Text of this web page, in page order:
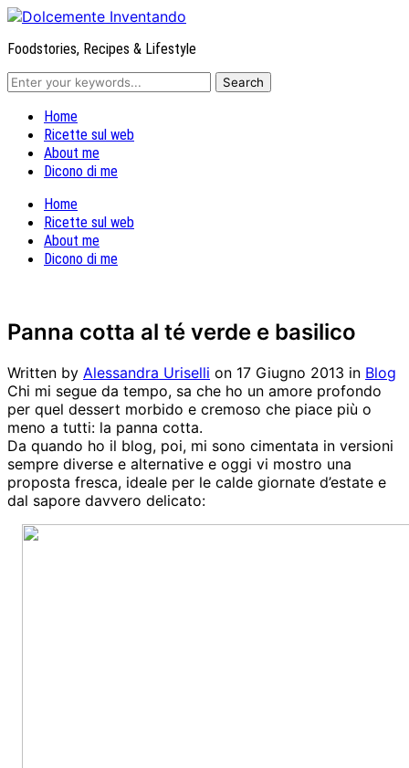
Foodstories, Recipes & Lifestyle
Home
Ricette sul web
About me
Dicono di me
Home
Ricette sul web
About me
Dicono di me
Panna cotta al té verde e basilico
Written by Alessandra Uriselli on 17 Giugno 2013 in Blog
Chi mi segue da tempo, sa che ho un amore profondo
per quel dessert morbido e cremoso che piace più o
meno a tutti: la panna cotta.
Da quando ho il blog, poi, mi sono cimentata in versioni
sempre diverse e alternative e oggi vi mostro una
proposta fresca, ideale per le calde giornate d’estate e
dal sapore davvero delicato: